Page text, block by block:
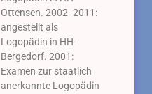
Ottensen. 2002- 2011:
angestellt als
Logopädin in HH-
Bergedorf. 2001:
Examen zur staatlich
anerkannte Logopädin